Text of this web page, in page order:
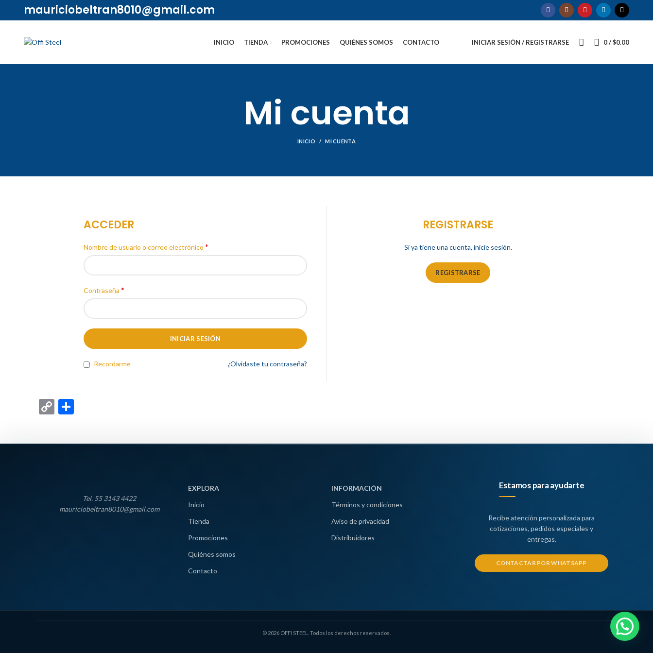
mauriciobeltran8010@gmail.com
INICIO TIENDA PROMOCIONES QUIÉNES SOMOS CONTACTO INICIAR SESIÓN / REGISTRARSE 0/ $0.00
Mi cuenta
INICIO MI CUENTA
ACCEDER
Nombre de usuario o correo electrónico *
Contraseña *
INICIAR SESIÓN
¿Olvidaste tu contraseña?
Recordarme
REGISTRARSE
Si ya tiene una cuenta, inicie sesión.
REGISTRARSE
Copy
Tel. 55 3143 4422
mauriciobeltran8010@gmail.com
EXPLORA
Inicio
Tienda
Promociones
Quiénes somos
Contacto
INFORMACIÓN
Términos y condiciones
Aviso de privacidad
Distribuidores
Estamos para ayudarte
Recibe atención personalizada para
cotizaciones, pedidos especiales y
entregas.
CONTACTAR POR WHATSAPP
© 2026 OFFI STEEL. Todos los derechos reservados.